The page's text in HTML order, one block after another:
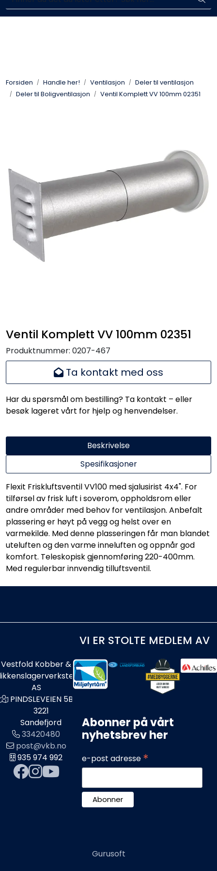
Skip to main contentEnkelt kjøp, hentes i butikk (Sandefjord)
Forsiden Handle her! Ventilasjon
Deler til ventilasjon
Deler til Boligventilasjon
Ventil Komplett VV 100mm 02351
Ventil Komplett VV 100mm 02351
Produktnummer: 0207-467
Ta kontakt med oss
Har du spørsmål om bestilling? Ta kontakt – eller
besøk lageret vårt for hjelp og henvendelser.
Beskrivelse
Spesifikasjoner
Flexit Friskluftsventil VV100 med sjalusirist 4x4". For
tilførsel av frisk luft i soverom, oppholdsrom eller
andre områder med behov for ventilasjon. Anbefalt
plassering er høyt på vegg og helst over en
varmekilde. Med denne plasseringen får man blandet
uteluften og den varme inneluften og oppnår god
komfort. Teleskopisk gjennomføring 220-400mm.
Med regulerbar innvendig tilluftsventil.
VI ER STOLTE MEDLEM AV
Vestfold Kobber &
AS
PINDSLEVEIEN 5B
3221
Sandefjord
33420480
post@vkb.no
935 974 992
Abonner på vårt
nyhetsbrev her
e-post adresse *
Gurusoft
Taktekking
Bildegalleri
Våre leverandører
Handle her!
Kunngjøringer!